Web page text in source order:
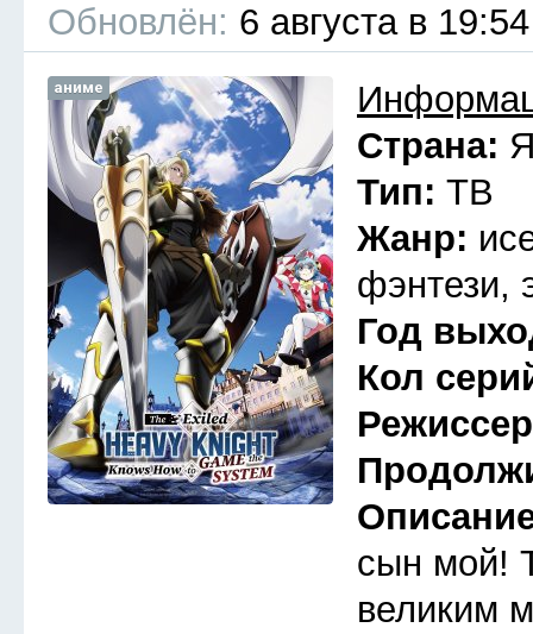
Обновлён: 6 августа в 19:54
аниме
Страна:
Тип: ТВ
Жанр:
фэнтези,
Год
Кол
сын мой!
великим